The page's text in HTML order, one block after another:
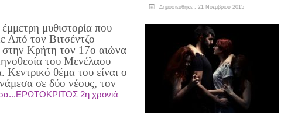
έμμετρη μυθιστορία που
Από τον Βιτσέντζο
Κρήτη τον 17ο αιώνα
του Μενέλαου
Κεντρικό θέμα του είναι ο
σε δύο νέους, τον
2η χρονιά
Δημοσιεύθηκε : 21 Νοεμβρίου 2015